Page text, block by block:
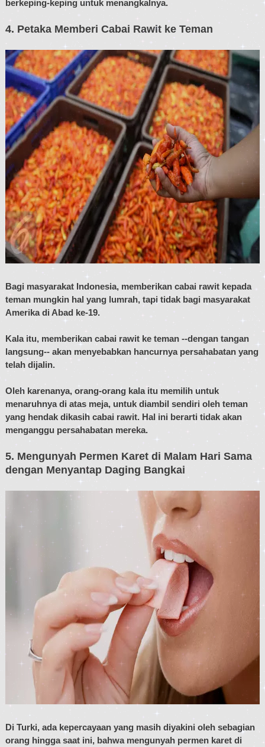
berkeping-keping untuk menangkalnya.
4. Petaka Memberi Cabai Rawit ke Teman
Bagi masyarakat Indonesia, memberikan cabai rawit kepada
teman mungkin hal yang lumrah, tapi tidak bagi masyarakat
Amerika di Abad ke-19.
Kala itu, memberikan cabai rawit ke teman --dengan tangan
langsung-- akan menyebabkan hancurnya persahabatan yang
telah dijalin.
Oleh karenanya, orang-orang kala itu memilih untuk
menaruhnya di atas meja, untuk diambil sendiri oleh teman
yang hendak dikasih cabai rawit. Hal ini berarti tidak akan
menganggu persahabatan mereka.
5. Mengunyah Permen Karet di Malam Hari Sama
dengan Menyantap Daging Bangkai
Di Turki, ada kepercayaan yang masih diyakini oleh sebagian
orang hingga saat ini, bahwa mengunyah permen karet di